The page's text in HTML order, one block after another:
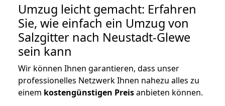
Umzug leicht gemacht: Erfahren
Sie, wie einfach ein Umzug von
Salzgitter nach Neustadt-Glewe
sein kann
Wir können Ihnen garantieren, dass unser
professionelles Netzwerk Ihnen nahezu alles zu
einem kostengünstigen Preisanbieten können.